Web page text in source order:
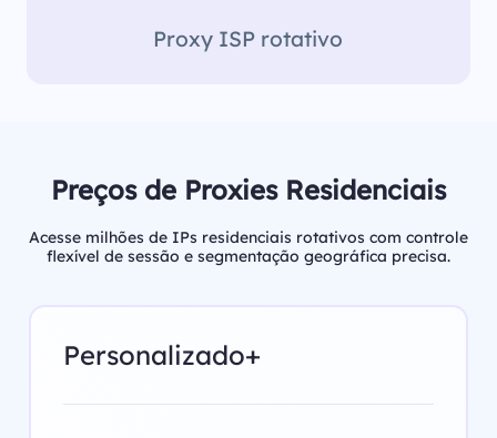
Proxy ISP rotativo
Preços de Proxies Residenciais
Acesse milhões de IPs residenciais rotativos com controle
flexível de sessão e segmentação geográfica precisa.
Personalizado+